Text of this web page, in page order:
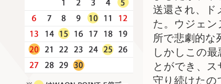
送還され、ド
た。ウジェン
所で悲劇的な
しかしこの
とができ、
守り続けたの